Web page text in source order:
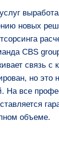
новых
CBS
связь
но это
На все
объеме.